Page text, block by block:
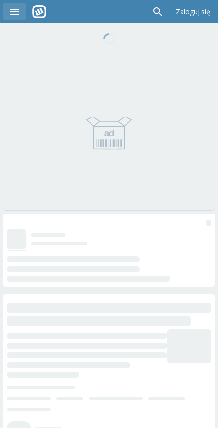
Zaloguj się